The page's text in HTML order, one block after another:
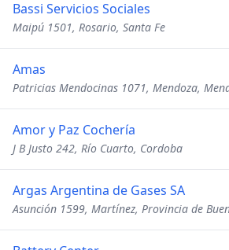
Bassi Servicios Sociales
Maipú 1501, Rosario, Santa Fe
Amas
Patricias Mendocinas 1071, Mendoza,
Amor y Paz Cochería
J B Justo 242, Río Cuarto, Cordoba
Argas Argentina de Gases SA
Asunción 1599, Martínez, Provincia de